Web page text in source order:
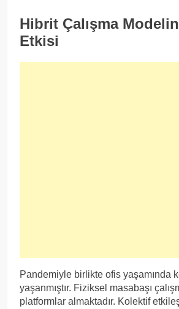
Hibrit Çalışma
Etkisi
Pandemiyle birlikte ofis yaşamında
yaşanmıştır. Fiziksel masabaşı
platformlar almaktadır. Kolektif